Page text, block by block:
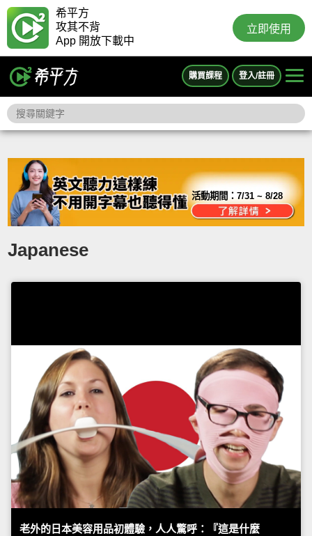
希平方
攻其不背
App 開放下載中
立即使用
購買課程 登入/註冊
活動期間：7/31 ~ 8/28
Japanese
老外的日本美容用品初體驗，人人驚呼：『這是什麼